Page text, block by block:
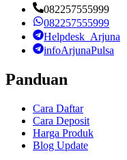
082257555999
082257555999
Helpdesk_Arjuna
infoArjunaPulsa
Panduan
Cara Daftar
Cara Deposit
Harga Produk
Blog Update